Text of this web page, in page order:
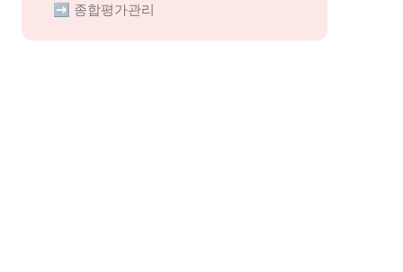
➡️ 종합평가관리